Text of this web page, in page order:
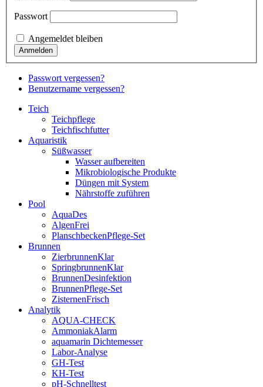
Passwort
Angemeldet bleiben
Passwort vergessen?
Benutzername vergessen?
Teich
Teichpflege
Teichfischfutter
Aquaristik
Süßwasser
Wasser aufbereiten
Mikrobiologische Produkte
Düngen mit System
Nährstoffe zuführen
Pool
AquaDes
AlgenFrei
PlanschbeckenPflege-Set
Brunnen
ZierbrunnenKlar
SpringbrunnenKlar
BrunnenDesinfektion
BrunnenPflege-Set
ZisternenFrisch
Analytik
AQUA-CHECK
AmmoniakAlarm
aquamarin Dichtemesser
Labor-Analyse
GH-Test
KH-Test
pH-Schnelltest